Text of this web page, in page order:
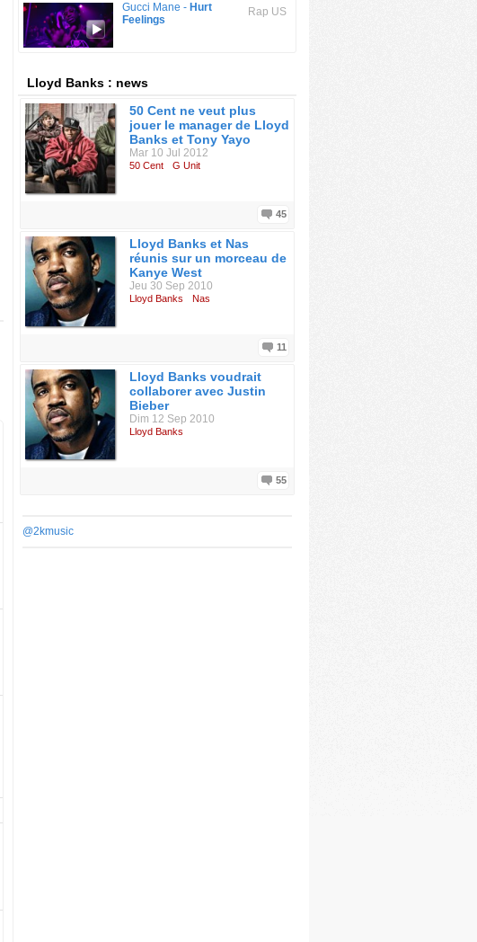
Rap US
Gucci Mane - Hurt
Feelings
Lloyd Banks : news
50 Cent ne veut plus
jouer le manager de Lloyd
Banks et Tony Yayo
Mar 10 Jul 2012
50 Cent G Unit
45
Lloyd Banks et Nas
réunis sur un morceau de
Kanye West
Jeu 30 Sep 2010
Lloyd Banks Nas
11
Lloyd Banks voudrait
collaborer avec Justin
Bieber
Dim 12 Sep 2010
Lloyd Banks
55
@2kmusic